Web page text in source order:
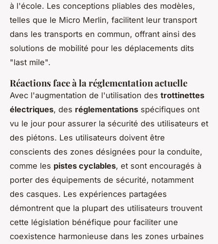
à l'école. Les conceptions pliables des modèles,
telles que le Micro Merlin, facilitent leur transport
dans les transports en commun, offrant ainsi des
solutions de mobilité pour les déplacements dits
"last mile".
Réactions face à la réglementation actuelle
Avec l'augmentation de l'utilisation des trottinettes
électriques, des réglementations spécifiques ont
vu le jour pour assurer la sécurité des utilisateurs et
des piétons. Les utilisateurs doivent être
conscients des zones désignées pour la conduite,
comme les pistes cyclables, et sont encouragés à
porter des équipements de sécurité, notamment
des casques. Les expériences partagées
démontrent que la plupart des utilisateurs trouvent
cette législation bénéfique pour faciliter une
coexistence harmonieuse dans les zones urbaines